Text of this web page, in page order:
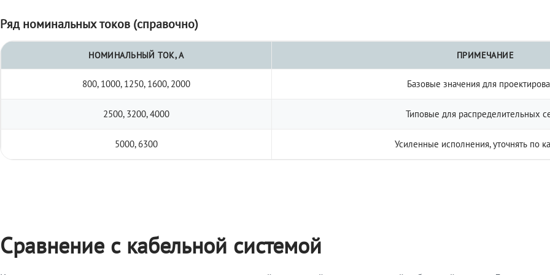
Ряд номинальных токов (справочно)
НОМИНАЛЬНЫЙ ТОК, А ПРИМЕЧАНИЕ
800, 1000, 1250, 1600, 2000 Базовые значения для
2500, 3200, 4000 Типовые для распределительных
5000, 6300 Усиленные исполнения, уточнять по
Сравнение с кабельной системой